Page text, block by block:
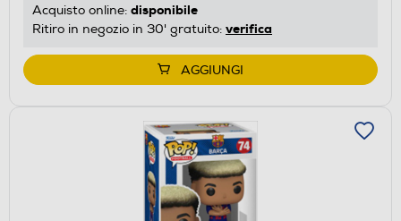
Acquisto online: disponibile
Ritiro in negozio in 30' gratuito: verifica
AGGIUNGI